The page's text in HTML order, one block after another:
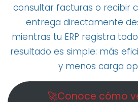
consultar facturas o recibir
entrega directamente
mientras tu ERP registra
resultado es simple: más
y menos carga
🚀Conoce cómo